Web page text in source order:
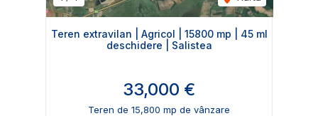
Teren extravilan | Agricol | 15800 mp | 45 ml
deschidere | Salistea
33,000 €
Teren de 15,800 mp de vânzare